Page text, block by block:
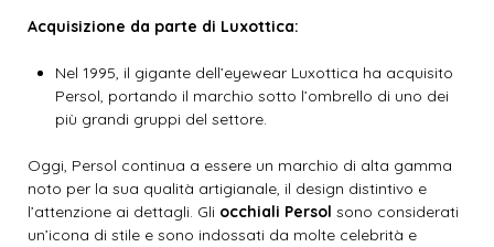
Acquisizione da parte di Luxottica:
Nel 1995, il gigante dell’eyewear Luxottica ha acquisito
Persol, portando il marchio sotto l’ombrello di uno dei
più grandi gruppi del settore.
Oggi, Persol continua a essere un marchio di alta gamma
noto per la sua qualità artigianale, il design distintivo e
l’attenzione ai dettagli. Gli occhiali Persol sono considerati
un’icona di stile e sono indossati da molte celebrità e